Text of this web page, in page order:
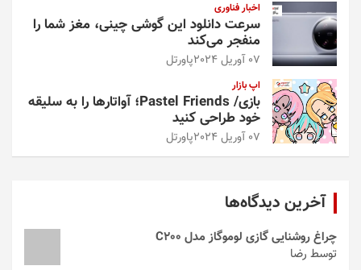
اخبار فناوری
سرعت دانلود این گوشی چینی، مغز شما را
منفجر می‌کند
07 آوریل 2024 پاورتل
اپ بازار
بازی/ Pastel Friends؛ آواتارها را به سلیقه
خود طراحی کنید
07 آوریل 2024 پاورتل
آخرین دیدگاه‌ها
چراغ روشنایی گازی لوموگاز مدل C200
توسط رضا